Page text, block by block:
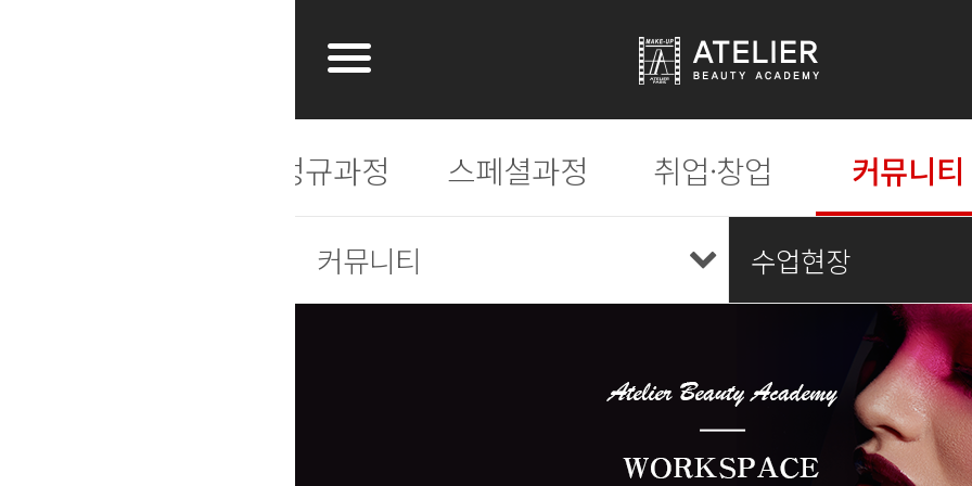
정규과정 스페셜과정 취업·창업 커뮤니티
커뮤니티 수업현장